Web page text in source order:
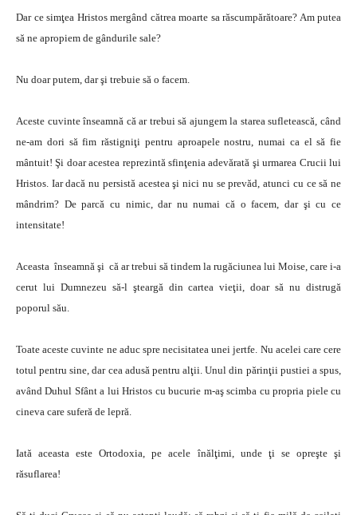
Dar ce simţea Hristos mergând cătrea moarte sa răscumpărătoare? Am putea
să ne apropiem de gândurile sale?
Nu doar putem, dar şi trebuie să o facem.
Aceste cuvinte înseamnă că ar trebui să ajungem la starea sufletească, când
ne-am dori să fim răstigniţi pentru aproapele nostru, numai ca el să fie
mântuit! Şi doar acestea reprezintă sfinţenia adevărată şi urmarea Crucii lui
Hristos. Iar dacă nu persistă acestea şi nici nu se prevăd, atunci cu ce să ne
mândrim? De parcă cu nimic, dar nu numai că o facem, dar şi cu ce
intensitate!
Aceasta înseamnă şi că ar trebui să tindem la rugăciunea lui Moise, care i-a
cerut lui Dumnezeu să-l şteargă din cartea vieţii, doar să nu distrugă
poporul său.
Toate aceste cuvinte ne aduc spre necisitatea unei jertfe. Nu acelei care cere
totul pentru sine, dar cea adusă pentru alţii. Unul din părinţii pustiei a spus,
având Duhul Sfânt a lui Hristos cu bucurie m-aş scimba cu propria piele cu
cineva care suferă de lepră.
Iată aceasta este Ortodoxia, pe acele înălţimi, unde ţi se opreşte şi
răsuflarea!